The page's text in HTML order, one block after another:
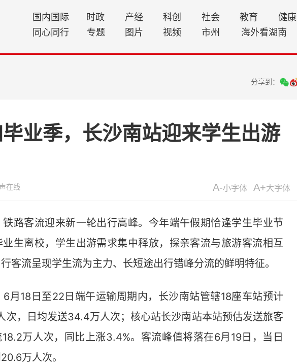
国内国际 时政 产经 科创 社会 教育 健康
同心同行
专题 图片 视频 市州 海外看湖南
分享到：
业季，长沙南站迎来学生出游
在线 A-小字体 A+大字体
客流迎来新一轮出行高峰。今年端午假期恰逢学生毕业节
生离校，学生出游需求集中释放，探亲客流与旅游客流相互
客流呈现学生流为主力、长短途出行错峰分流的鲜明特征。
18日至22日端午运输周期内，长沙南站管辖18座车站预计
次，日均发送34.4万人次；核心站长沙南站本站预估发送旅客
万人次，同比上涨3.4%。客流峰值将落在6月19日，当日
万人次。